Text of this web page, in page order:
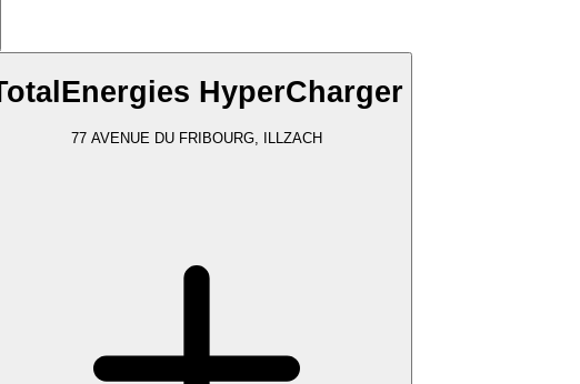
HyperCharger
77 AVENUE DU FRIBOURG, ILLZACH